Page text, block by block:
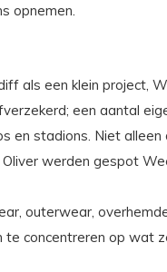
opnemen.
als een klein project,
een aantal
en stadions. Niet
werden gespot
outerwear,
concentreren op wat